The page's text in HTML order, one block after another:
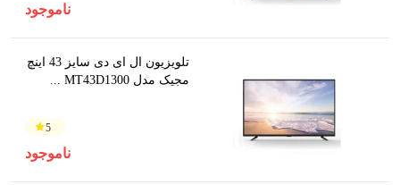
ناموجود
تلویزیون ال ای دی سایز 43 اینچ
مجیک مدل MT43D1300 ...
5
ناموجود